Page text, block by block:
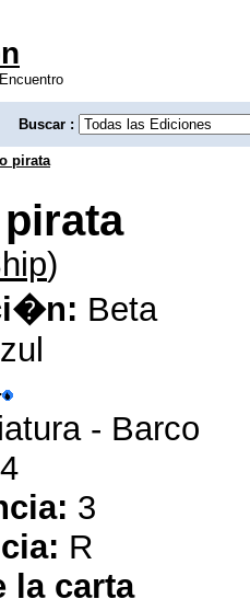
Buscar :
pirata
)
Beta
- Barco
4
3
R
la carta